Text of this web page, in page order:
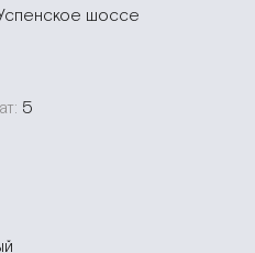
шоссе
5